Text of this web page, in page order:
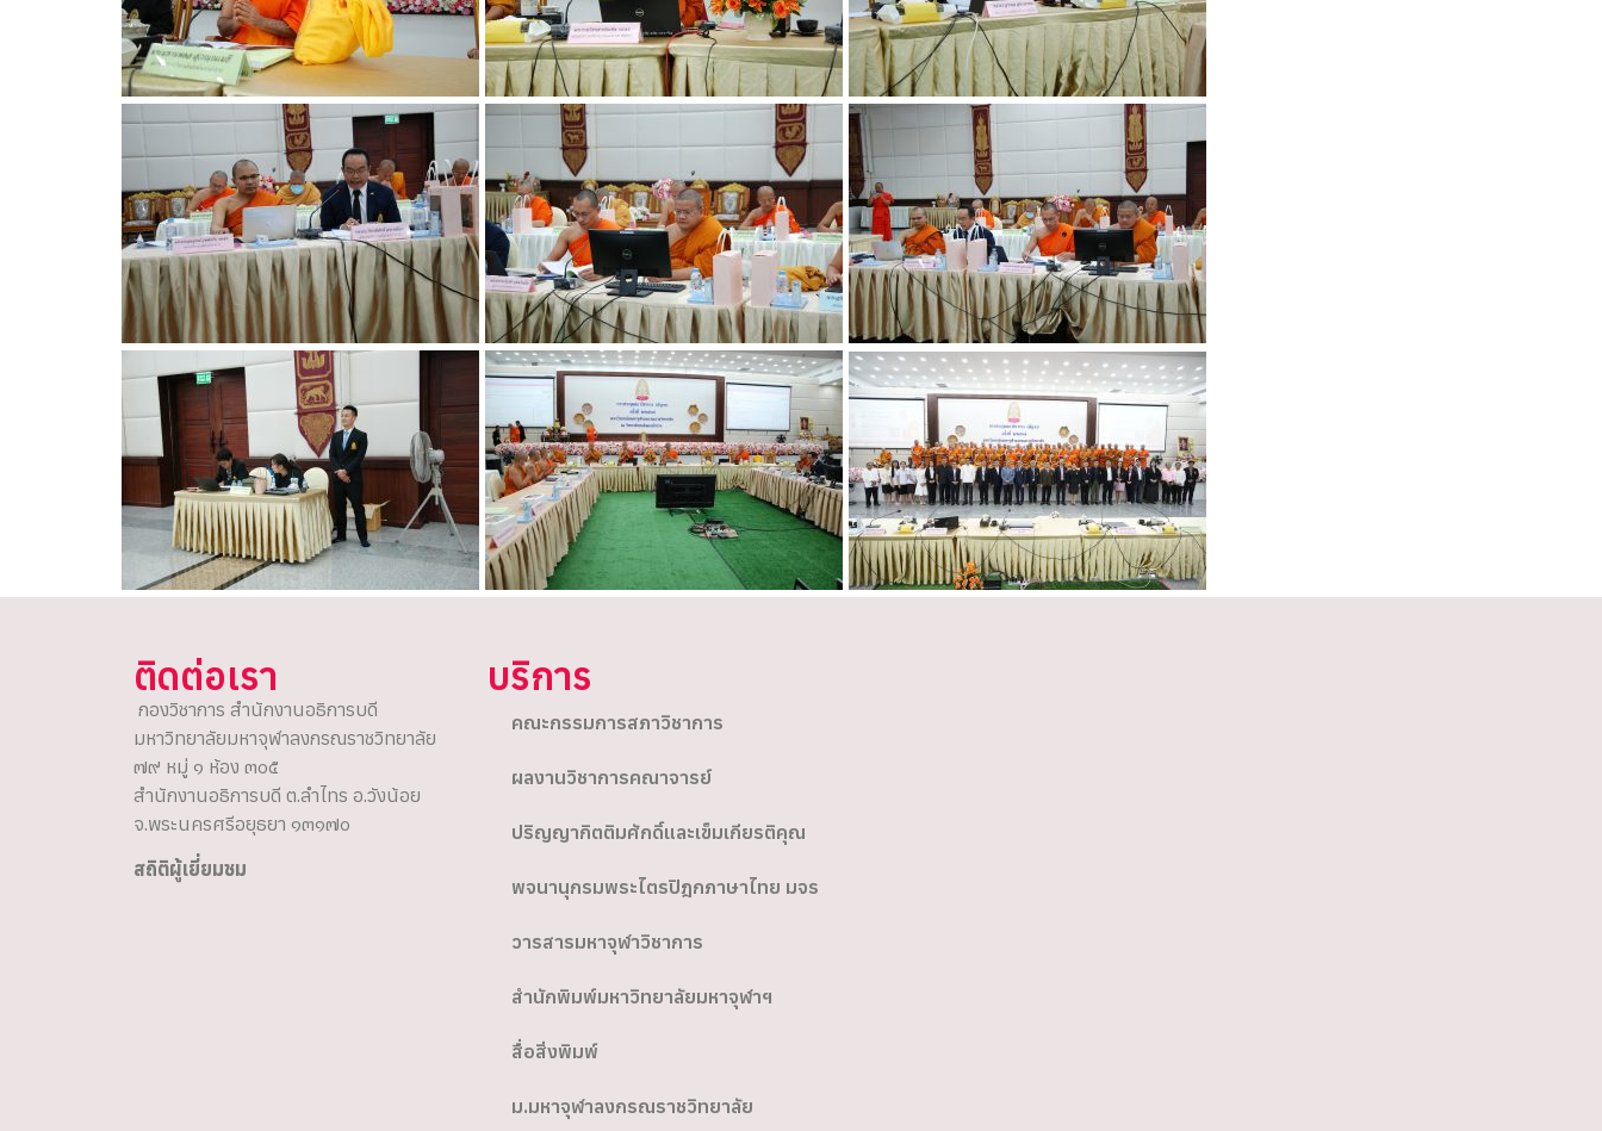
ติดต่อเรา
กองวิชาการ สำนักงานอธิการบดี
มหาวิทยาลัยมหาจุฬาลงกรณราชวิทยาลัย
๗๙ หมู่ ๑ ห้อง ๓๐๕
สำนักงานอธิการบดี ต.ลำไทร อ.วังน้อย
จ.พระนครศรีอยุธยา ๑๓๑๗๐
สถิติผู้เยี่ยมชม
บริการ
คณะกรรมการสภาวิชาการ
ผลงานวิชาการคณาจารย์
ปริญญากิตติมศักดิ์และเข็มเกียรติคุณ
พจนานุกรมพระไตรปิฎกภาษาไทย มจร
วารสารมหาจุฬาวิชาการ
สำนักพิมพ์มหาวิทยาลัยมหาจุฬาฯ
สื่อสิ่งพิมพ์
ม.มหาจุฬาลงกรณราชวิทยาลัย